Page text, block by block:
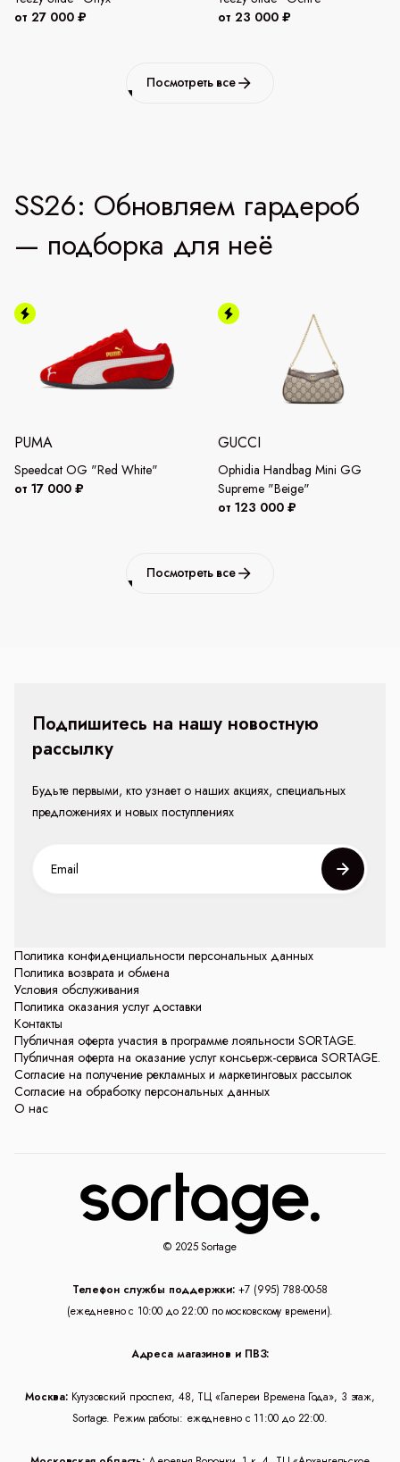
от 27 000 ₽
от 23 000 ₽
Посмотреть все
SS26: Обновляем гардероб
— подборка для неё
PUMA
Speedcat OG "Red White"
от 17 000 ₽
GUCCI
Ophidia Handbag Mini GG
Supreme "Beige"
от 123 000 ₽
Посмотреть все
Политика конфиденциальности персональных данных
Политика возврата и обмена
Условия обслуживания
Политика оказания услуг доставки
Контакты
Публичная оферта участия в программе лояльности SORTAGE.
Публичная оферта на оказание услуг консьерж-сервиса SORTAGE.
Согласие на получение рекламных и маркетинговых рассылок
Согласие на обработку персональных данных
О нас
Подпишитесь на нашу новостную
рассылку
Будьте первыми, кто узнает о наших акциях, специальных
предложениях и новых поступлениях
© 2025 Sortage
Телефон службы поддержки: +7 (995) 788-00-58
(ежедневно с 10:00 до 22:00 по московскому времени).
Адреса магазинов и ПВЗ:
Москва: Кутузовский проспект, 48, ТЦ «Галереи Времена Года», 3 этаж,
Sortage. Режим работы: ежедневно с 11:00 до 22:00.